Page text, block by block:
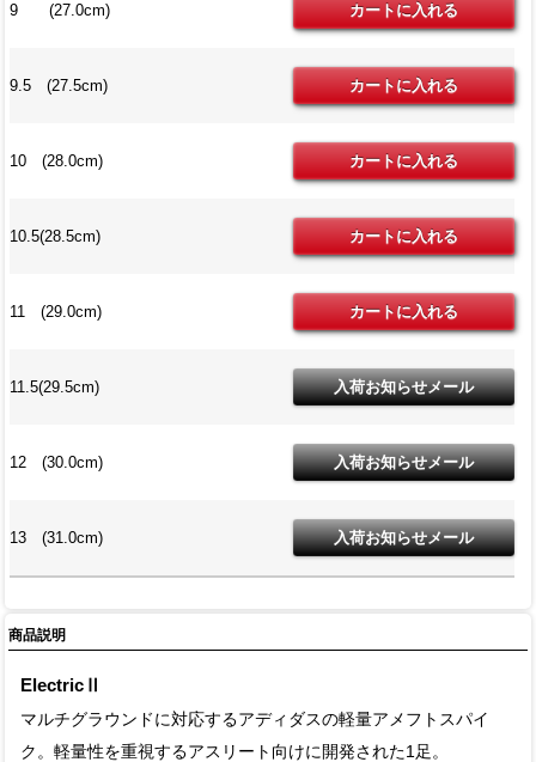
9 (27.0cm)
9.5 (27.5cm)
10 (28.0cm)
10.5(28.5cm)
11 (29.0cm)
11.5(29.5cm)
12 (30.0cm)
13 (31.0cm)
商品説明
ElectricⅡ
マルチグラウンドに対応するアディダスの軽量アメフトスパイ
ク。軽量性を重視するアスリート向けに開発された1足。